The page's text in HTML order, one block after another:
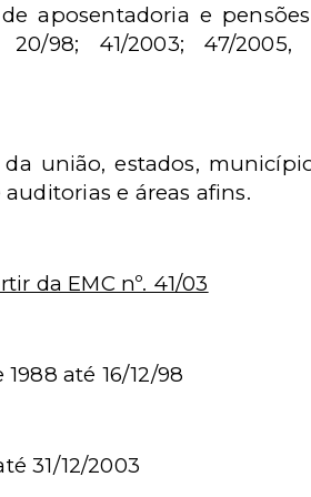
aposentadoria e
20/98; 41/2003; 47/
união, estados,
e áreas afins.
da EMC nº. 41/03
até 16/12/98
31/12/2003